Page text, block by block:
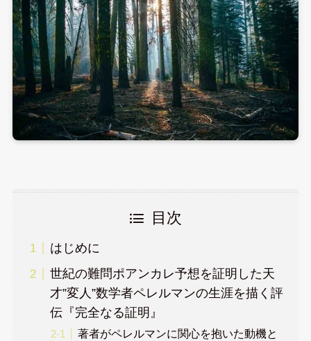
目次
はじめに
世紀の難問ポアンカレ予想を証明した天
才”変人”数学者ペレルマンの生涯を描く評
伝『完全なる証明』
著者がペレルマンに関心を抱いた動機と